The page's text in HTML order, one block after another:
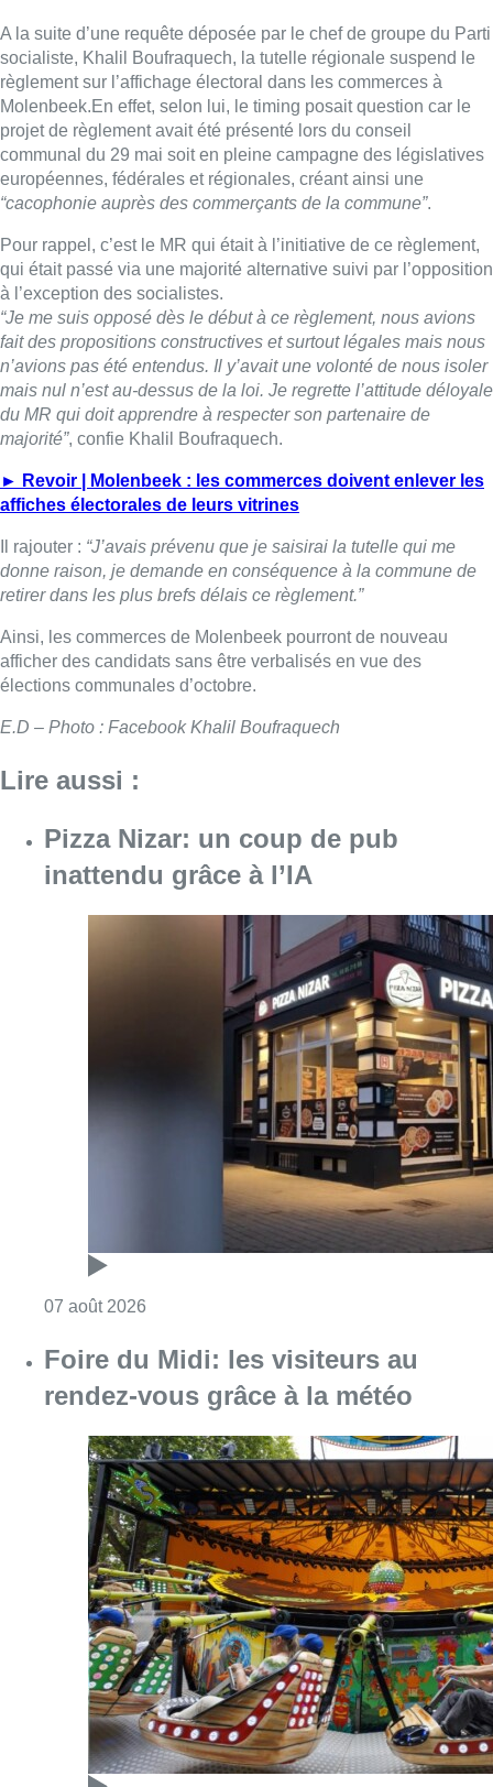
A la suite d’une requête déposée par le chef de groupe du Parti
socialiste, Khalil Boufraquech, la tutelle régionale suspend le
règlement sur l’affichage électoral dans les commerces à
Molenbeek.En effet, selon lui, le timing posait question car le
projet de règlement avait été présenté lors du conseil
communal du 29 mai soit en pleine campagne des législatives
européennes, fédérales et régionales, créant ainsi une
“cacophonie auprès des commerçants de la commune”.
Pour rappel, c’est le MR qui était à l’initiative de ce règlement,
qui était passé via une majorité alternative suivi par l’opposition
à l’exception des socialistes.
“Je me suis opposé dès le début à ce règlement, nous avions
fait des propositions constructives et surtout légales mais nous
n’avions pas été entendus. Il y’avait une volonté de nous isoler
mais nul n’est au-dessus de la loi. Je regrette l’attitude déloyale
du MR qui doit apprendre à respecter son partenaire de
majorité”, confie Khalil Boufraquech.
► Revoir | Molenbeek : les commerces doivent enlever les
affiches électorales de leurs vitrines
Il rajouter : “J’avais prévenu que je saisirai la tutelle qui me
donne raison, je demande en conséquence à la commune de
retirer dans les plus brefs délais ce règlement.”
Ainsi, les commerces de Molenbeek pourront de nouveau
afficher des candidats sans être verbalisés en vue des
élections communales d’octobre.
E.D – Photo : Facebook Khalil Boufraquech
Lire aussi :
Pizza Nizar: un coup de pub
inattendu grâce à l’IA
07 août 2026
Foire du Midi: les visiteurs au
rendez-vous grâce à la météo